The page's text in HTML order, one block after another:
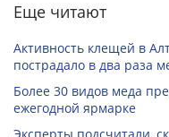
Еще читают
Активность клещей в
пострадало в два раза
Более 30 видов меда
ежегодной ярмарке